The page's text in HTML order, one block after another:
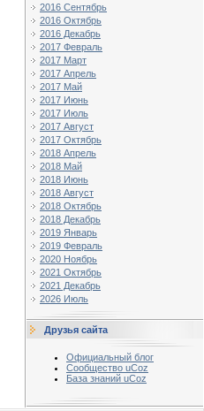
2016 Сентябрь
2016 Октябрь
2016 Декабрь
2017 Февраль
2017 Март
2017 Апрель
2017 Май
2017 Июнь
2017 Июль
2017 Август
2017 Октябрь
2018 Апрель
2018 Май
2018 Июнь
2018 Август
2018 Октябрь
2018 Декабрь
2019 Январь
2019 Февраль
2020 Ноябрь
2021 Октябрь
2021 Декабрь
2026 Июль
Друзья сайта
Официальный блог
Сообщество uCoz
База знаний uCoz